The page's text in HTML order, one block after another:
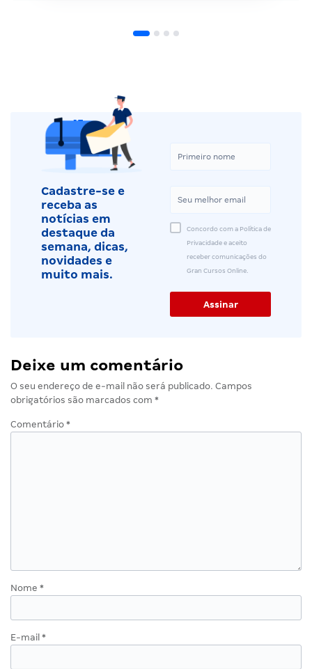
Cadastre-se e
receba as
notícias em
destaque da
semana, dicas,
novidades e
muito mais.
Concordo com a Política de
Privacidade e aceito
receber comunicações do
Gran Cursos Online.
Deixe um comentário
O seu endereço de e-mail não será publicado. Campos
obrigatórios são marcados com *
Comentário *
Nome *
E-mail *